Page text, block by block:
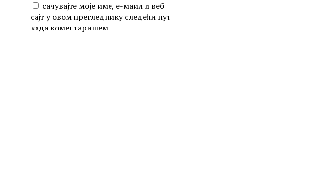
сачувајте моје име, е-маил и веб
сајт у овом прегледнику следећи пут
када коментаришем.